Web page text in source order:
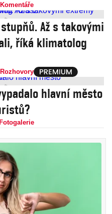
Komentáře
Až s takovými
říká klimatolog
Rozhovory
hlavní město
Fotogalerie